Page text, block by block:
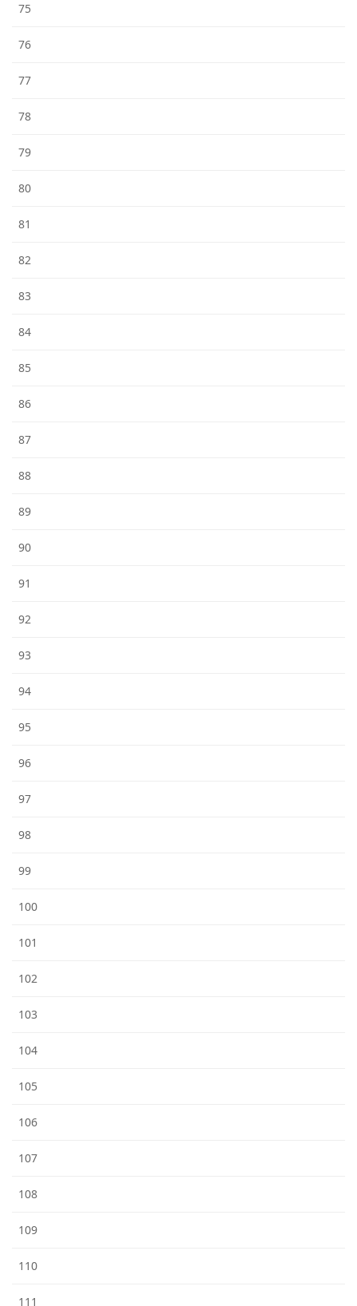
75
76
77
78
79
80
81
82
83
84
85
86
87
88
89
90
91
92
93
94
95
96
97
98
99
100
101
102
103
104
105
106
107
108
109
110
111